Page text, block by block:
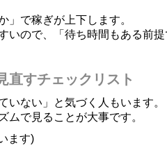
」で稼ぎが上下します。
ので、「待ち時間もある前
直すチェックリスト
ない」と気づく人もいます。
で見ることが大事です。
ます)